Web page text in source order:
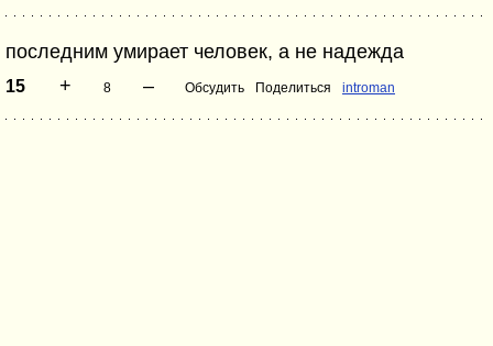
последним умирает человек, а не надежда
15 + 8 – Обсудить Поделиться introman